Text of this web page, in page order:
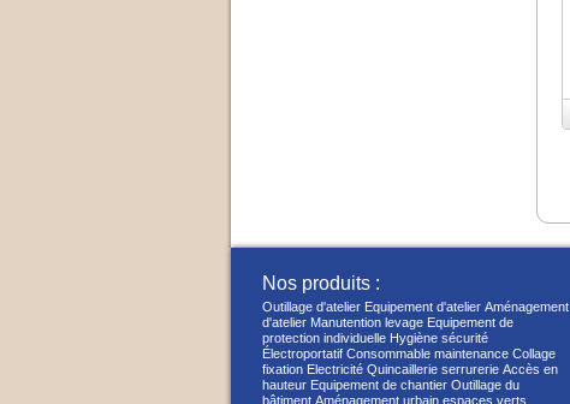
Nos produits :
Outillage d'atelier Equipement d'atelier Aménagement
d'atelier Manutention levage Equipement de
protection individuelle Hygiène sécurité
Électroportatif Consommable maintenance Collage
fixation Electricité Quincaillerie serrurerie Accès en
hauteur Equipement de chantier Outillage du
bâtiment Aménagement urbain espaces verts